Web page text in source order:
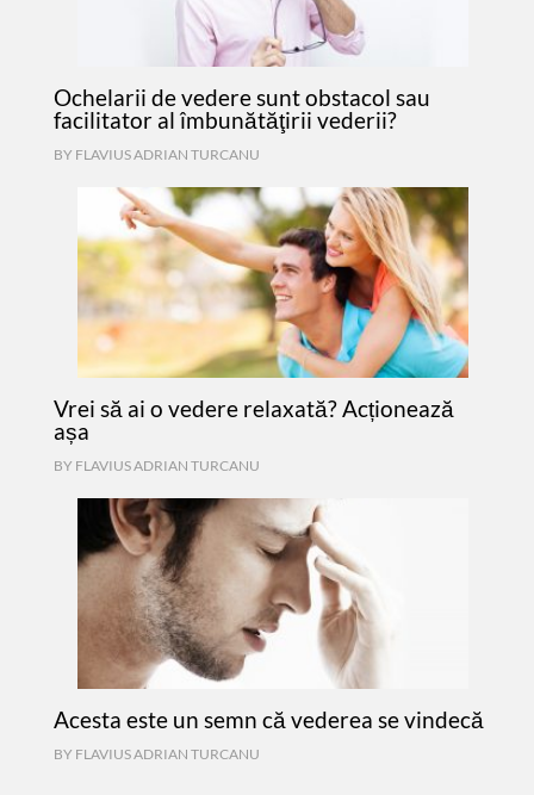
Ochelarii de vedere sunt obstacol sau
facilitator al îmbunătăţirii vederii?
BY FLAVIUS ADRIAN TURCANU
Vrei să ai o vedere relaxată? Acționează
așa
BY FLAVIUS ADRIAN TURCANU
Acesta este un semn că vederea se vindecă
BY FLAVIUS ADRIAN TURCANU